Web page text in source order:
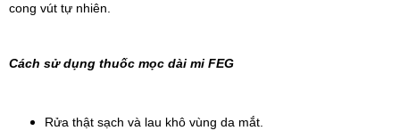
cong vút tự nhiên.
Cách sử dụng thuốc mọc dài mi FEG
Rửa thật sạch và lau khô vùng da mắt.